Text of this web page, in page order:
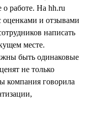
работе. На hh.ru
оценками и отзывами
написать
месте.
быть одинаковые
не только
компания говорила